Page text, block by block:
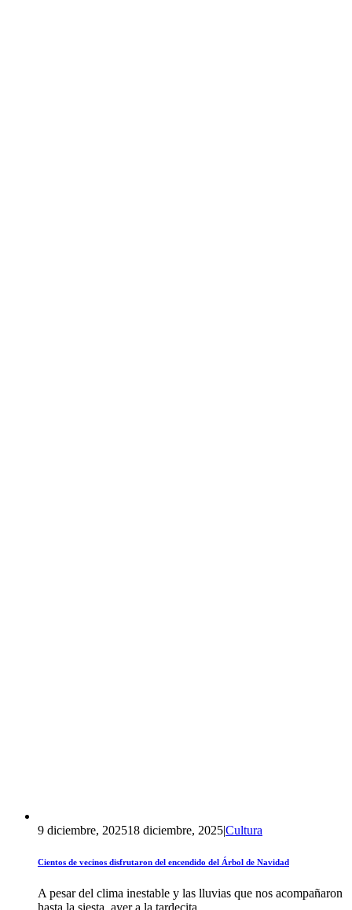
9 diciembre, 202518 diciembre, 2025|Cultura
Cientos de vecinos disfrutaron del encendido del Árbol de Navidad
A pesar del clima inestable y las lluvias que nos acompañaron
hasta la siesta, ayer a la tardecita...